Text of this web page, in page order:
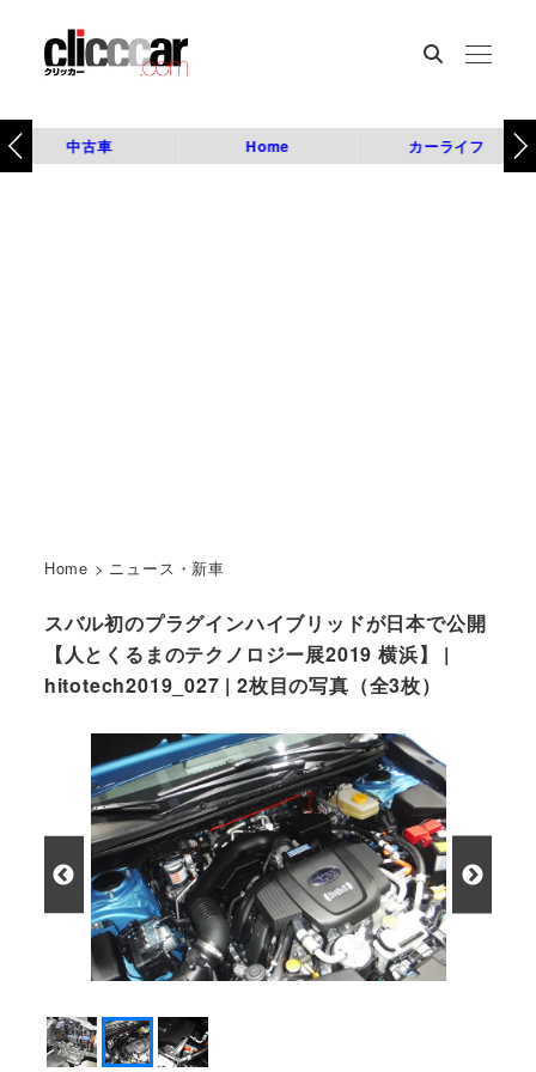
中古車 Home カーライフ
Home > ニュース・新車
スバル初のプラグインハイブリッドが日本で公開
【人とくるまのテクノロジー展2019 横浜】 |
hitotech2019_027 | 2枚目の写真（全3枚）